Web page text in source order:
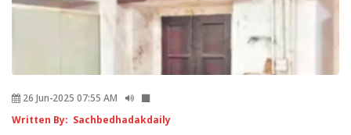
26 Jun-2025 07:55 AM
Written By: Sachbedhadakdaily